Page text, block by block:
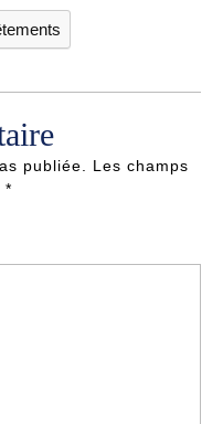
publiée. Les champs
*